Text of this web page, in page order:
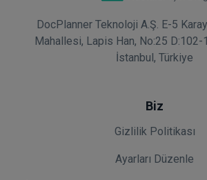
DocPlanner Teknoloji A.Ş. E-5
Mahallesi, Lapis Han, No:25
İstanbul, Türkiye
Biz
Gizlilik Politikası
Ayarları Düzenle